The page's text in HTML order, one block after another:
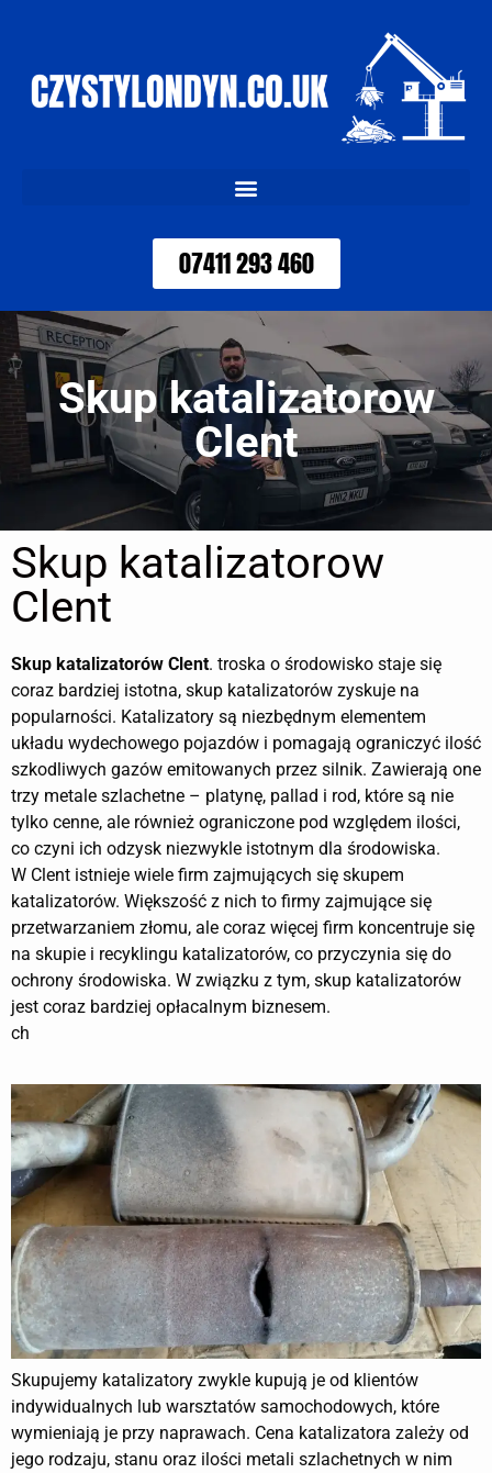
07411 293 460
Skup katalizatorow
Clent
Skup katalizatorow
Clent
Skup katalizatorów Clent. troska o środowisko staje się
coraz bardziej istotna, skup katalizatorów zyskuje na
popularności. Katalizatory są niezbędnym elementem
układu wydechowego pojazdów i pomagają ograniczyć ilość
szkodliwych gazów emitowanych przez silnik. Zawierają one
trzy metale szlachetne – platynę, pallad i rod, które są nie
tylko cenne, ale również ograniczone pod względem ilości,
co czyni ich odzysk niezwykle istotnym dla środowiska.
W Clent istnieje wiele firm zajmujących się skupem
katalizatorów. Większość z nich to firmy zajmujące się
przetwarzaniem złomu, ale coraz więcej firm koncentruje się
na skupie i recyklingu katalizatorów, co przyczynia się do
ochrony środowiska. W związku z tym, skup katalizatorów
jest coraz bardziej opłacalnym biznesem.
ch
Skupujemy katalizatory zwykle kupują je od klientów
indywidualnych lub warsztatów samochodowych, które
wymieniają je przy naprawach. Cena katalizatora zależy od
jego rodzaju, stanu oraz ilości metali szlachetnych w nim